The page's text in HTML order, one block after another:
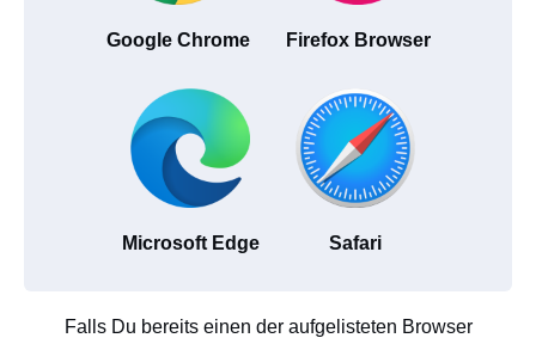
Google Chrome Firefox Browser
Microsoft Edge Safari
Falls Du bereits einen der aufgelisteten Browser